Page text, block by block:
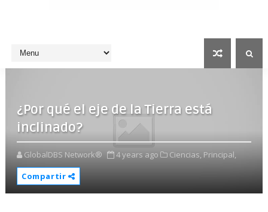
¿Por qué el eje de la Tierra está
inclinado?
GlobalDBS Network® 4 years ago Ciencias, Principal,
Compartir